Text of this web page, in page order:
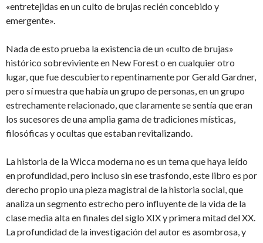
«entretejidas en un culto de brujas recién concebido y
emergente».
Nada de esto prueba la existencia de un «culto de brujas»
histórico sobreviviente en New Forest o en cualquier otro
lugar, que fue descubierto repentinamente por Gerald Gardner,
pero sí muestra que había un grupo de personas, en un grupo
estrechamente relacionado, que claramente se sentía que eran
los sucesores de una amplia gama de tradiciones místicas,
filosóficas y ocultas que estaban revitalizando.
La historia de la Wicca moderna no es un tema que haya leído
en profundidad, pero incluso sin ese trasfondo, este libro es por
derecho propio una pieza magistral de la historia social, que
analiza un segmento estrecho pero influyente de la vida de la
clase media alta en finales del siglo XIX y primera mitad del XX.
La profundidad de la investigación del autor es asombrosa, y